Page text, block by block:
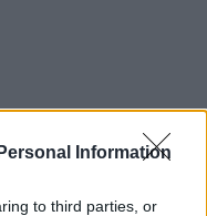
Information
to third parties, or